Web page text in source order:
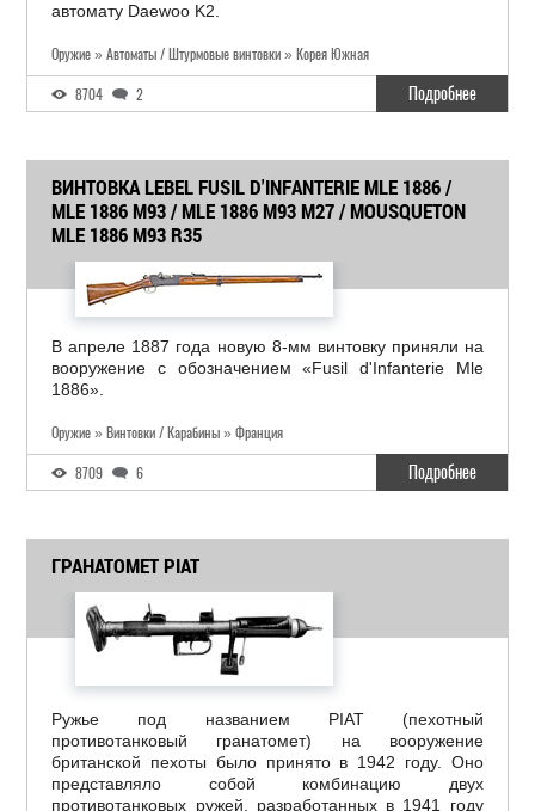
автомату Daewoo K2.
Оружие » Автоматы / Штурмовые винтовки » Корея Южная
8704 2 Подробнее
ВИНТОВКА LEBEL FUSIL D'INFANTERIE MLE 1886 /
MLE 1886 М93 / MLE 1886 М93 М27 / MOUSQUETON
MLE 1886 M93 R35
В апреле 1887 года новую 8-мм винтовку приняли на
вооружение с обозначением «Fusil d'Infanterie Mle
1886».
Оружие » Винтовки / Карабины » Франция
8709 6 Подробнее
ГРАНАТОМЕТ PIAT
Ружье под названием PIAT (пехотный
противотанковый гранатомет) на вооружение
британской пехоты было принято в 1942 году. Оно
представляло собой комбинацию двух
противотанковых ружей, разработанных в 1941 году